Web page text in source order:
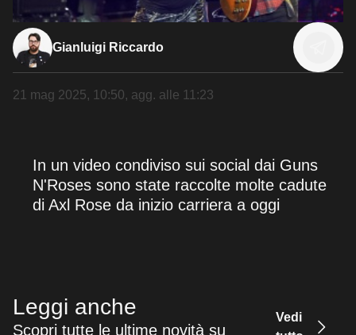
Gianluigi Riccardo
21 mag 2025, 10:50, agg. alle 11:23
In un video condiviso sui social dai Guns
N'Roses sono state raccolte molte cadute
di Axl Rose da inizio carriera a oggi
Leggi anche
Scopri tutte le ultime novità su
Vedi